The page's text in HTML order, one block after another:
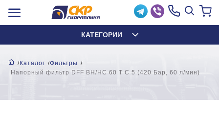
КАТЕГОРИИ
Каталог
Фильтры
Напорный фильтр DFF BH/HC 60 T C 5 (420 Бар, 60 л/мин)